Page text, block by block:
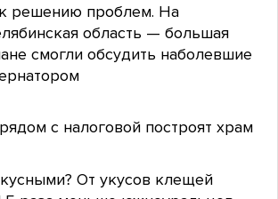
решению проблем. На
область — большая
смогли обсудить наболевшие
с налоговой построят храм
От укусов клещей